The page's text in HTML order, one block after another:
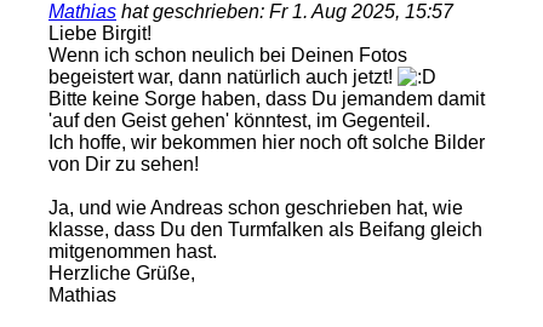
Mathias hat geschrieben: Fr 1. Aug 2025, 15:57
Liebe Birgit!
Wenn ich schon neulich bei Deinen Fotos
begeistert war, dann natürlich auch jetzt!
Bitte keine Sorge haben, dass Du jemandem damit
'auf den Geist gehen' könntest, im Gegenteil.
Ich hoffe, wir bekommen hier noch oft solche Bilder
von Dir zu sehen!
Ja, und wie Andreas schon geschrieben hat, wie
klasse, dass Du den Turmfalken als Beifang gleich
mitgenommen hast.
Herzliche Grüße,
Mathias